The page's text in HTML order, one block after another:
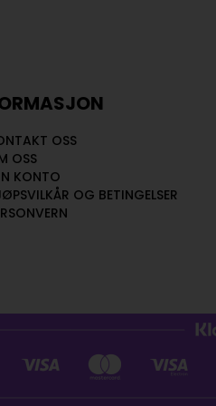
OSS
OSS
KONTO
OG BETINGELSER